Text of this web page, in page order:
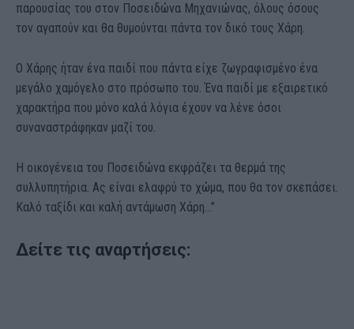
παρουσίας του στον Ποσειδώνα Μηχανιώνας, όλους όσους
τον αγαπούν και θα θυμούνται πάντα τον δικό τους Χάρη.
Ο Χάρης ήταν ένα παιδί που πάντα είχε ζωγραφισμένο ένα
μεγάλο χαμόγελο στο πρόσωπο του. Ένα παιδί με εξαιρετικό
χαρακτήρα που μόνο καλά λόγια έχουν να λένε όσοι
συναναστράφηκαν μαζί του.
Η οικογένεια του Ποσειδώνα εκφράζει τα θερμά της
συλλυπητήρια. Ας είναι ελαφρύ το χώμα, που θα τον σκεπάσει.
Καλό ταξίδι και καλή αντάμωση Χάρη…”
Δείτε τις αναρτήσεις: